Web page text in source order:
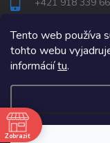
Tento web používa
tohto webu
informáciítu.
STEPS Nitra
Zobraziť